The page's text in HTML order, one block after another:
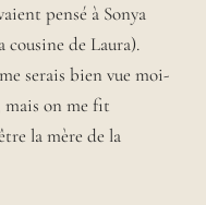
pensé à Sonya
cousine de Laura).
serais bien vue moi-
mais on me fit
la mère de la